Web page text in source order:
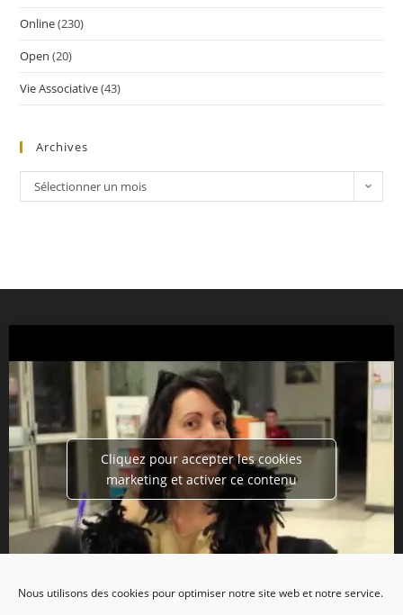
Nous utilisons des cookies pour optimiser notre site web et notre service.
Online(230)
Open (20)
Vie Associative(43)
Archives
Sélectionner un mois
Cliquez pour accepter les cookies
marketing et activer ce contenu